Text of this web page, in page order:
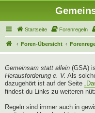
Startseite Forenregeln
Foren-Übersicht
Gemeinsam statt allein (GSA)
Herausforderung e. V. Als
dazugehört ist auf der Seite
findest du Links zu weiteren
Regeln sind immer auch in